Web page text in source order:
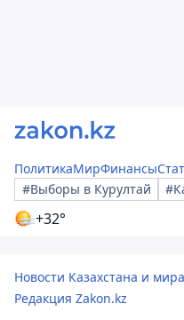
ПолитикаМирФинансы
#Выборы в Курултай
+32°
Новости Казахстана и
Редакция Zakon.kz